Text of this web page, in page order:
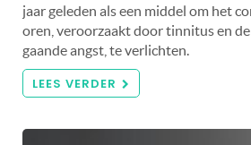
jaar geleden als een middel om het
oren, veroorzaakt door tinnitus en
gaande angst, te verlichten.
LEES VERDER